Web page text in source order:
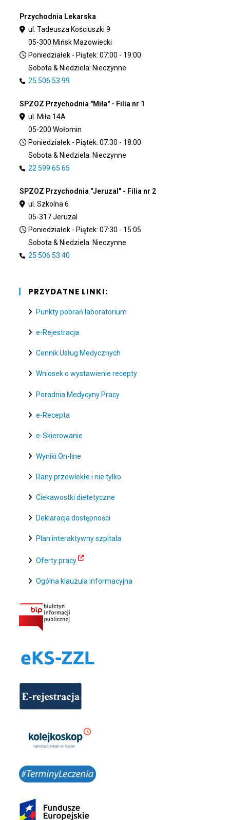
Przychodnia Lekarska
ul. Tadeusza Kościuszki 9
05-300 Mińsk Mazowiecki
Poniedziałek - Piątek: 07:00 - 19:00
Sobota & Niedziela: Nieczynne
25 506 53 99
SPZOZ Przychodnia "Miła" - Filia nr 1
ul. Miła 14A
05-200 Wołomin
Poniedziałek - Piątek: 07:30 - 18:00
Sobota & Niedziela: Nieczynne
22 599 65 65
SPZOZ Przychodnia "Jeruzal" - Filia nr 2
ul. Szkolna 6
05-317 Jeruzal
Poniedziałek - Piątek: 07:30 - 15:05
Sobota & Niedziela: Nieczynne
25 506 53 40
PRZYDATNE LINKI:
Punkty pobrań laboratorium
e-Rejestracja
Cennik Usług Medycznych
Wniosek o wystawienie recepty
Poradnia Medycyny Pracy
e-Recepta
e-Skierowanie
Wyniki On-line
Rany przewlekłe i nie tylko
Ciekawostki dietetyczne
Deklaracja dostępności
Plan interaktywny szpitala
Oferty pracy
Ogólna klauzula informacyjna